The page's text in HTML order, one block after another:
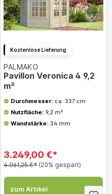
Kostenlose Lieferung
PALMAKO
Pavillon Veronica 4 9,2
m²
Durchmesser: ca. 337 cm
Nutzfläche:9,2 m²
Wandstärke: 34 mm
3.249,00 €*
4.061,25 €* (20% gespart)
zum Artikel